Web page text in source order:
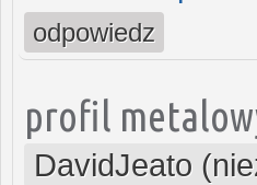
odpowiedz
profil
DavidJeato